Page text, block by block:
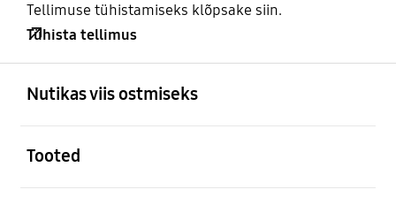
Tellimuse tühistamiseks klõpsake siin.
Tühista tellimus
Nutikas viis ostmiseks
Tooted